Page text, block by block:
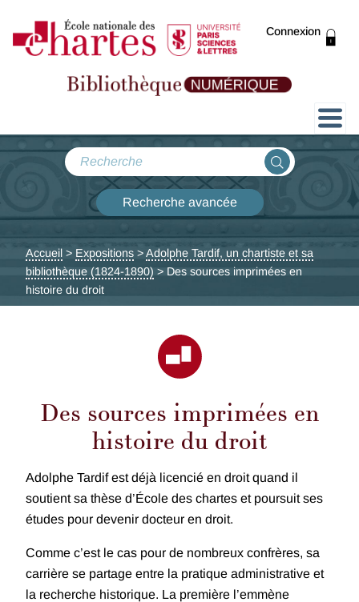
Connexion
Présentation
Expositions
ThENC@
Recherche avancée
Accueil > Expositions >Adolphe Tardif, un chartiste et sa
bibliothèque (1824-1890) > Des sources imprimées en
histoire du droit
Des sources imprimées en
histoire du droit
Adolphe Tardif est déjà licencié en droit quand il
soutient sa thèse d’École des chartes et poursuit ses
études pour devenir docteur en droit.
Comme c’est le cas pour de nombreux confrères, sa
carrière se partage entre la pratique administrative et
la recherche historique. La première l’emmène